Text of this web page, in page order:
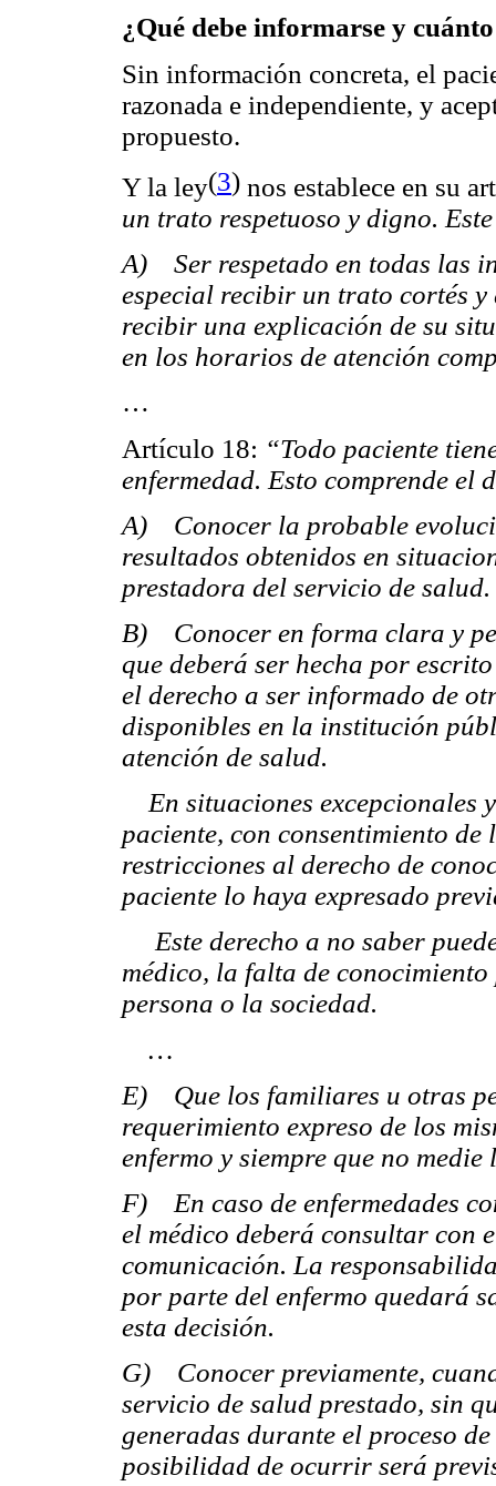
¿Qué debe informarse y
Sin información concreta, el
razonada e independiente, y
propuesto.
Y la ley(3) nos establece en su
un trato respetuoso y digno.
A) Ser respetado en todas las
especial recibir un trato cortés
recibir una explicación de su
en los horarios de atención
…
Artículo 18: “Todo paciente
enfermedad. Esto comprende el
A) Conocer la probable
resultados obtenidos en
prestadora del servicio de salud.
B) Conocer en forma clara y
que deberá ser hecha por
el derecho a ser informado de
disponibles en la institución
atención de salud.
En situaciones excepcionales
paciente, con consentimiento
restricciones al derecho de
paciente lo haya expresado
Este derecho a no saber
médico, la falta de
persona o la sociedad.
…
E) Que los familiares u otras
requerimiento expreso de los
enfermo y siempre que no
F) En caso de enfermedades
el médico deberá consultar con
comunicación. La
por parte del enfermo quedará
esta decisión.
G) Conocer previamente,
servicio de salud prestado, sin
generadas durante el proceso
posibilidad de ocurrir será